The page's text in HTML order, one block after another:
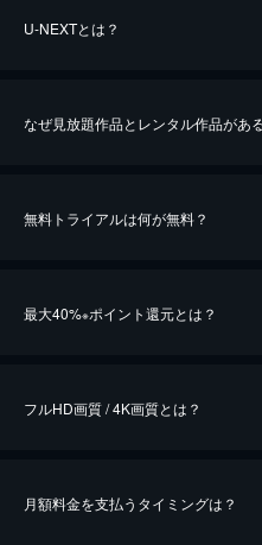
U-NEXTとは？
なぜ見放題作品とレンタル作品があ
無料トライアルは何が無料？
最大40%※ポイント還元とは？
※40％ポイント還元の対象は、クレジット
フルHD画質 / 4K画質とは？
月額料金を支払うタイミングは？